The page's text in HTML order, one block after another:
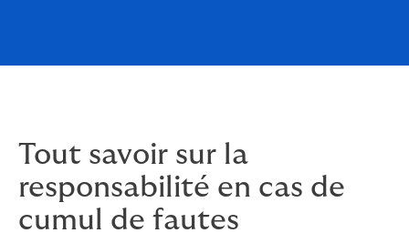
Tout savoir sur la
responsabilité en cas de
cumul de fautes